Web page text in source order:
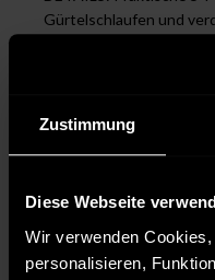
Zustimmung
Diese Webseite
Wir verwenden
personalisieren,
Gürtelschlaufen und
mit Fransen
ob lässig mit einem T-
Pflegehinweise